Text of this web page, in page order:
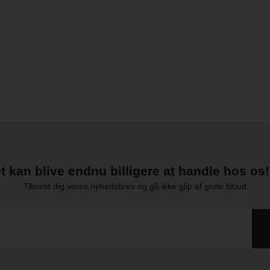
kan blive endnu billigere at handle hos
Tilmeld dig vores nyhedsbrev og gå ikke glip af gode tilbud